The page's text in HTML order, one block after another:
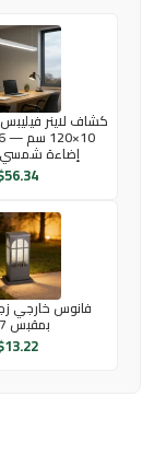
كشاف لاينر
إضاءة
56.34
فانوس خارجي
بمقبس E27
13.22